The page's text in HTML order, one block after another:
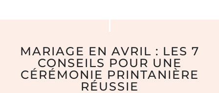
MARIAGE EN AVRIL : LES 7
CONSEILS POUR UNE
CÉRÉMONIE PRINTANIÈRE
RÉUSSIE